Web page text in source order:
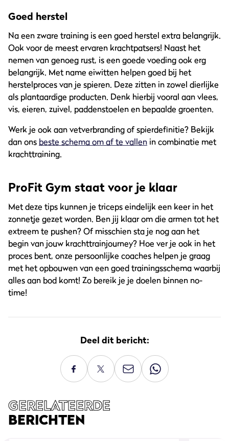
Goed herstel
Na een zware training is een goed herstel extra belangrijk.
Ook voor de meest ervaren krachtpatsers! Naast het
nemen van genoeg rust, is een goede voeding ook erg
belangrijk. Met name eiwitten helpen goed bij het
herstelproces van je spieren. Deze zitten in zowel dierlijke
als plantaardige producten. Denk hierbij vooral aan vlees,
vis, eieren, zuivel, paddenstoelen en bepaalde groenten.
Werk je ook aan vetverbranding of spierdefinitie? Bekijk
dan ons beste schema om af te vallen in combinatie met
krachttraining.
ProFit Gym staat voor je klaar
Met deze tips kunnen je triceps eindelijk een keer in het
zonnetje gezet worden. Ben jij klaar om die armen tot het
extreem te pushen? Of misschien sta je nog aan het
begin van jouw krachttrainjourney? Hoe ver je ook in het
proces bent, onze persoonlijke coaches helpen je graag
met het opbouwen van een goed trainingsschema waarbij
alles aan bod komt! Zo bereik je je doelen binnen no-
time!
Deel dit bericht:
GERELATEERDE
BERICHTEN